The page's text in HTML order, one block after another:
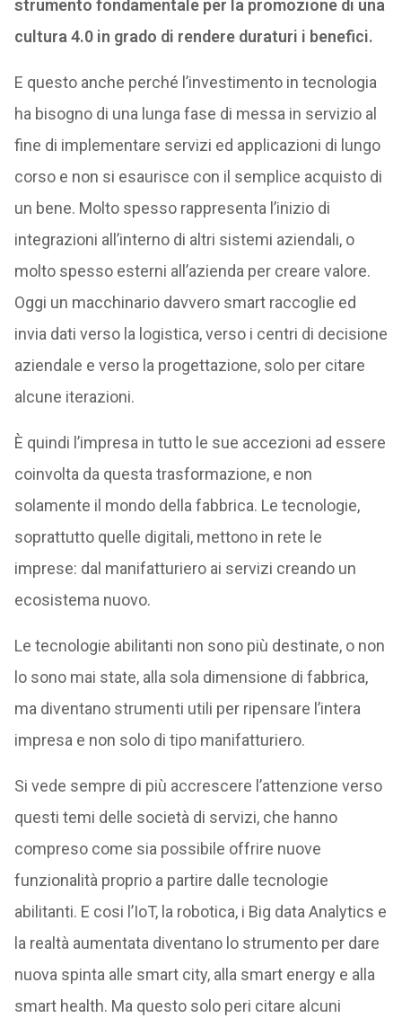
strumento fondamentale per la promozione di una
cultura 4.0 in grado di rendere duraturi i benefici.
E questo anche perché l’investimento in tecnologia
ha bisogno di una lunga fase di messa in servizio al
fine di implementare servizi ed applicazioni di lungo
corso e non si esaurisce con il semplice acquisto di
un bene. Molto spesso rappresenta l’inizio di
integrazioni all’interno di altri sistemi aziendali, o
molto spesso esterni all’azienda per creare valore.
Oggi un macchinario davvero smart raccoglie ed
invia dati verso la logistica, verso i centri di decisione
aziendale e verso la progettazione, solo per citare
alcune iterazioni.
È quindi l’impresa in tutto le sue accezioni ad essere
coinvolta da questa trasformazione, e non
solamente il mondo della fabbrica. Le tecnologie,
soprattutto quelle digitali, mettono in rete le
imprese: dal manifatturiero ai servizi creando un
ecosistema nuovo.
Le tecnologie abilitanti non sono più destinate, o non
lo sono mai state, alla sola dimensione di fabbrica,
ma diventano strumenti utili per ripensare l’intera
impresa e non solo di tipo manifatturiero.
Si vede sempre di più accrescere l’attenzione verso
questi temi delle società di servizi, che hanno
compreso come sia possibile offrire nuove
funzionalità proprio a partire dalle tecnologie
abilitanti. E cosi l’IoT, la robotica, i Big data Analytics e
la realtà aumentata diventano lo strumento per dare
nuova spinta alle smart city, alla smart energy e alla
smart health. Ma questo solo peri citare alcuni